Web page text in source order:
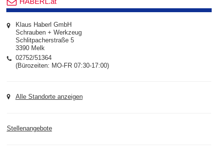
Klaus Haberl GmbH
Schrauben + Werkzeug
Schlitpacherstraße 5
3390 Melk
02752/51364
(Bürozeiten: MO-FR 07:30-17:00)
Alle Standorte anzeigen
Stellenangebote